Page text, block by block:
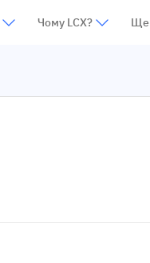
Чому LCX? Ще